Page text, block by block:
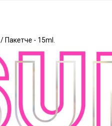
Пакетче - 15ml.